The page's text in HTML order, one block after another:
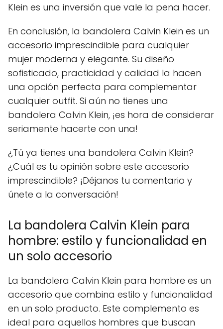
Klein es una inversión que vale la pena hacer.
En conclusión, la bandolera Calvin Klein es un
accesorio imprescindible para cualquier
mujer moderna y elegante. Su diseño
sofisticado, practicidad y calidad la hacen
una opción perfecta para complementar
cualquier outfit. Si aún no tienes una
bandolera Calvin Klein, ¡es hora de considerar
seriamente hacerte con una!
¿Tú ya tienes una bandolera Calvin Klein?
¿Cuál es tu opinión sobre este accesorio
imprescindible? ¡Déjanos tu comentario y
únete a la conversación!
La bandolera Calvin Klein para
hombre: estilo y funcionalidad en
un solo accesorio
La bandolera Calvin Klein para hombre es un
accesorio que combina estilo y funcionalidad
en un solo producto. Este complemento es
ideal para aquellos hombres que buscan